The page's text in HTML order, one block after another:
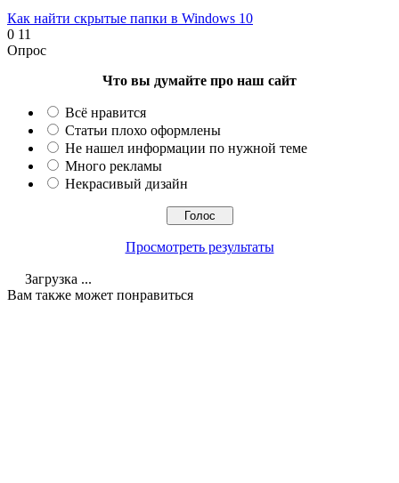
Как найти скрытые папки в Windows 10
0 11
Опрос
Что вы думайте про наш сайт
Всё нравится
Статьи плохо оформлены
Не нашел информации по нужной теме
Много рекламы
Некрасивый дизайн
Просмотреть результаты
Загрузка ...
Вам также может понравиться